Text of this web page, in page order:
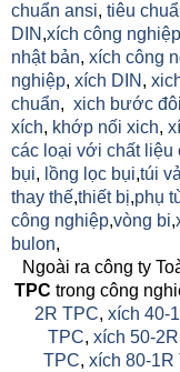
chuẩn ansi, tiêu
DIN ,xích công
nhật bản, xích công
nghiệp, xích DIN ,
chuẩn, xich bước đôi
xích, khớp nối xich,
các loại với chất liệu
bụi, lồng lọc bụi,túi
thay thế,thiết bị,phụ
công nghiệp,vòng bi,
bulon,
Ngoài ra công ty
TPC trong công
2R TPC, xích 40-
TPC, xích 50-
TPC, xích 80-1R